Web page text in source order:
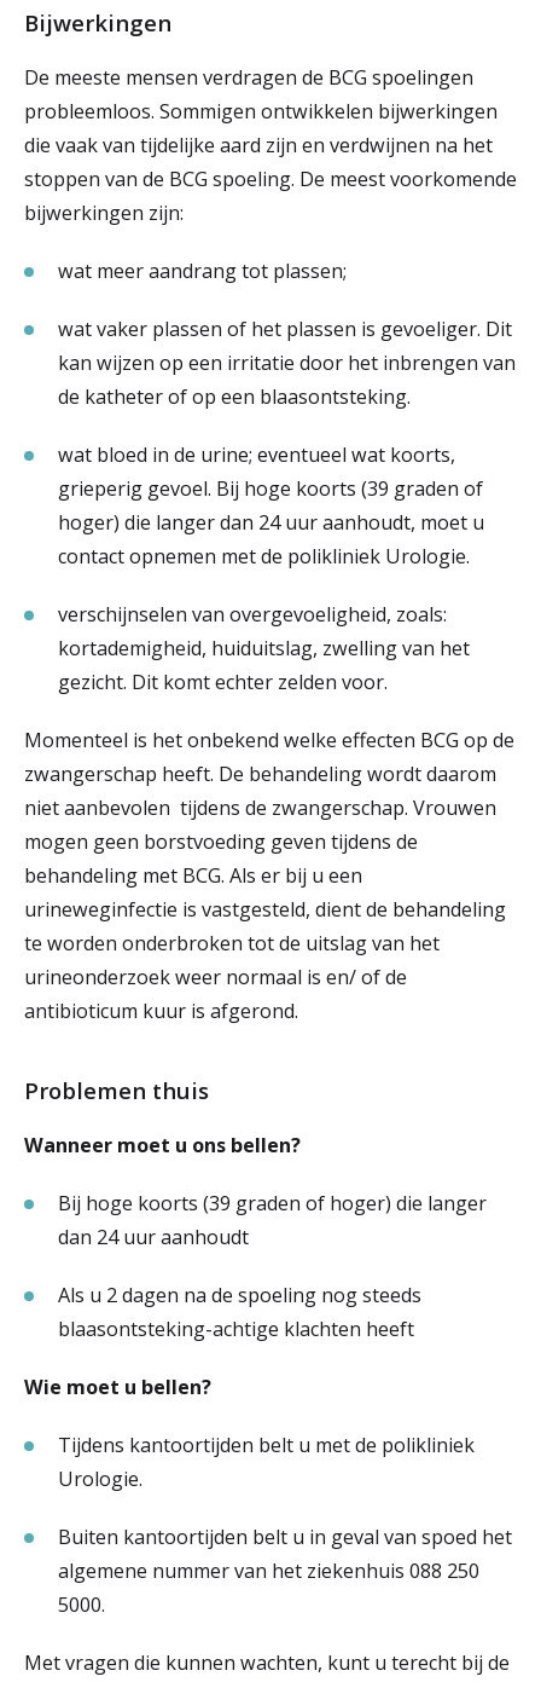
Bijwerkingen
De meeste mensen verdragen de BCG spoelingen
probleemloos. Sommigen ontwikkelen bijwerkingen
die vaak van tijdelijke aard zijn en verdwijnen na het
stoppen van de BCG spoeling. De meest voorkomende
bijwerkingen zijn:
wat meer aandrang tot plassen;
wat vaker plassen of het plassen is gevoeliger. Dit
kan wijzen op een irritatie door het inbrengen van
de katheter of op een blaasontsteking.
wat bloed in de urine; eventueel wat koorts,
grieperig gevoel. Bij hoge koorts (39 graden of
hoger) die langer dan 24 uur aanhoudt, moet u
contact opnemen met de polikliniek Urologie.
verschijnselen van overgevoeligheid, zoals:
kortademigheid, huiduitslag, zwelling van het
gezicht. Dit komt echter zelden voor.
Momenteel is het onbekend welke effecten BCG op de
zwangerschap heeft. De behandeling wordt daarom
niet aanbevolen tijdens de zwangerschap. Vrouwen
mogen geen borstvoeding geven tijdens de
behandeling met BCG. Als er bij u een
urineweginfectie is vastgesteld, dient de behandeling
te worden onderbroken tot de uitslag van het
urineonderzoek weer normaal is en/ of de
antibioticum kuur is afgerond.
Problemen thuis
Wanneer moet u ons bellen?
Bij hoge koorts (39 graden of hoger) die langer
dan 24 uur aanhoudt
Als u 2 dagen na de spoeling nog steeds
blaasontsteking-achtige klachten heeft
Wie moet u bellen?
Tijdens kantoortijden belt u met de polikliniek
Urologie.
Buiten kantoortijden belt u in geval van spoed het
algemene nummer van het ziekenhuis 088 250
5000.
Met vragen die kunnen wachten, kunt u terecht bij de